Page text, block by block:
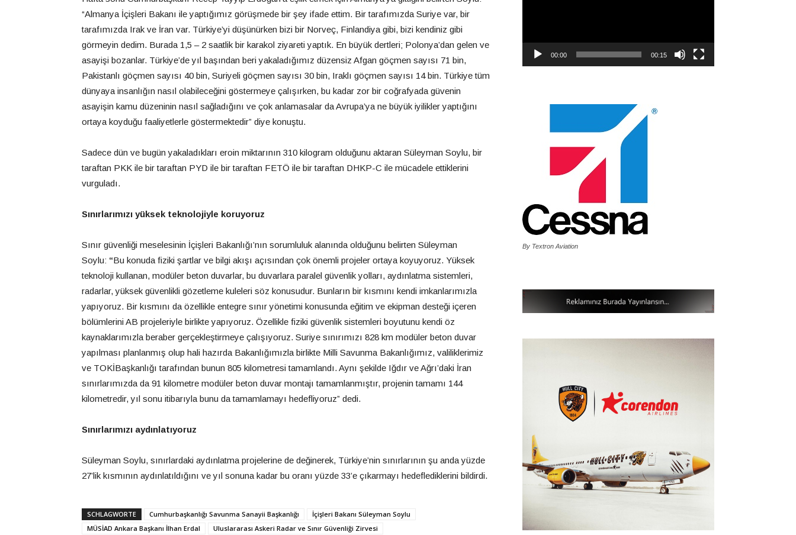
“Almanya İçişleri Bakanı ile yaptığımız görüşmede bir şey ifade ettim. Bir tarafımızda Suriye var, bir
tarafımızda Irak ve İran var. Türkiye’yi düşünürken bizi bir Norveç, Finlandiya gibi, bizi kendiniz gibi
görmeyin dedim. Burada 1,5 – 2 saatlik bir karakol ziyareti yaptık. En büyük dertleri; Polonya’dan gelen ve
asayişi bozanlar. Türkiye’de yıl başından beri yakaladığımız düzensiz Afgan göçmen sayısı 71 bin,
Pakistanlı göçmen sayısı 40 bin, Suriyeli göçmen sayısı 30 bin, Iraklı göçmen sayısı 14 bin. Türkiye tüm
dünyaya insanlığın nasıl olabileceğini göstermeye çalışırken, bu kadar zor bir coğrafyada güvenin
asayişin kamu düzeninin nasıl sağladığını ve çok anlamasalar da Avrupa’ya ne büyük iyilikler yaptığını
ortaya koyduğu faaliyetlerle göstermektedir” diye konuştu.
Sadece dün ve bugün yakaladıkları eroin miktarının 310 kilogram olduğunu aktaran Süleyman Soylu, bir
taraftan PKK ile bir taraftan PYD ile bir taraftan FETÖ ile bir taraftan DHKP-C ile mücadele ettiklerini
vurguladı.
Sınırlarımızı yüksek teknolojiyle koruyoruz
Sınır güvenliği meselesinin İçişleri Bakanlığı’nın sorumluluk alanında olduğunu belirten Süleyman
Soylu: “Bu konuda fiziki şartlar ve bilgi akışı açısından çok önemli projeler ortaya koyuyoruz. Yüksek
teknoloji kullanan, modüler beton duvarlar, bu duvarlara paralel güvenlik yolları, aydınlatma sistemleri,
radarlar, yüksek güvenlikli gözetleme kuleleri söz konusudur. Bunların bir kısmını kendi imkanlarımızla
yapıyoruz. Bir kısmını da özellikle entegre sınır yönetimi konusunda eğitim ve ekipman desteği içeren
bölümlerini AB projeleriyle birlikte yapıyoruz. Özellikle fiziki güvenlik sistemleri boyutunu kendi öz
kaynaklarımızla beraber gerçekleştirmeye çalışıyoruz. Suriye sınırımızı 828 km modüler beton duvar
yapılması planlanmış olup hali hazırda Bakanlığımızla birlikte Milli Savunma Bakanlığımız, valiliklerimiz
ve TOKİBaşkanlığı tarafından bunun 805 kilometresi tamamlandı. Aynı şekilde Iğdır ve Ağrı’daki İran
sınırlarımızda da 91 kilometre modüler beton duvar montajı tamamlanmıştır, projenin tamamı 144
kilometredir, yıl sonu itibarıyla bunu da tamamlamayı hedefliyoruz” dedi.
Sınırlarımızı aydınlatıyoruz
Süleyman Soylu, sınırlardaki aydınlatma projelerine de değinerek, Türkiye’nin sınırlarının şu anda yüzde
27’lik kısmının aydınlatıldığını ve yıl sonuna kadar bu oranı yüzde 33’e çıkarmayı hedeflediklerini bildirdi.
SCHLAGWORTE Cumhurbaşkanlığı Savunma Sanayii Başkanlığı
İçişleri Bakanı Süleyman Soylu
MÜSİAD Ankara Başkanı İlhan Erdal
Uluslararası Askeri Radar ve Sınır Güvenliği Zirvesi
00:00 00:15
By Textron Aviation